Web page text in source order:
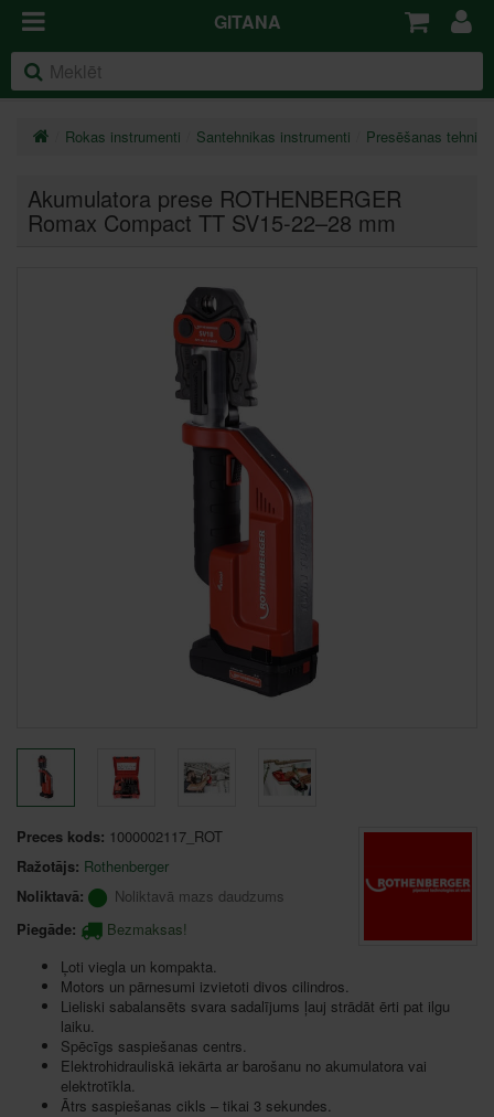
GITANA
Rokas instrumenti Santehnikas instrumenti Presēšanas tehnika
Akumulatora prese ROTHENBERGER
Romax Compact TT SV15-22–28 mm
Preces kods: 1000002117_ROT
Ražotājs: Rothenberger
Noliktavā:
Noliktavā mazs daudzums
Piegāde:
Bezmaksas!
Ļoti viegla un kompakta.
Motors un pārnesumi izvietoti divos cilindros.
Lieliski sabalansēts svara sadalījums ļauj strādāt ērti pat ilgu
laiku.
Spēcīgs saspiešanas centrs.
Elektrohidrauliskā iekārta ar barošanu no akumulatora vai
elektrotīkla.
Ātrs saspiešanas cikls – tikai 3 sekundes.